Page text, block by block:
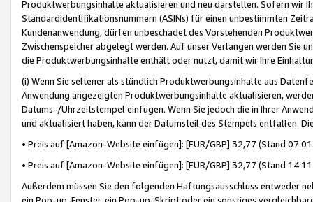
Produktwerbungsinhalte aktualisieren und neu darstellen. Sofern wir
Standardidentifikationsnummern (ASINs) für einen unbestimmten
Kundenanwendung, dürfen unbeschadet des Vorstehenden
Zwischenspeicher abgelegt werden. Auf unser Verlangen werden Sie
die Produktwerbungsinhalte enthält oder nutzt, damit wir Ihre
(i) Wenn Sie seltener als stündlich Produktwerbungsinhalte aus
Anwendung angezeigten Produktwerbungsinhalte aktualisieren,
Datums-/Uhrzeitstempel einfügen. Wenn Sie jedoch die in Ihrer
und aktualisiert haben, kann der Datumsteil des Stempels entfallen.
• Preis auf [Amazon-Website einfügen]: [EUR/GBP] 32,77 (Stand
• Preis auf [Amazon-Website einfügen]: [EUR/GBP] 32,77 (Stand
Außerdem müssen Sie den folgenden Haftungsausschluss entweder
ein Pop-up-Fenster, ein Pop-up-Skript oder ein sonstiges